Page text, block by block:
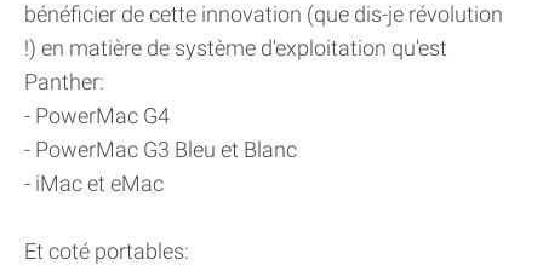
bénéficier de cette innovation (que dis-je révolution
!) en matière de système d'exploitation qu'est
Panther:
- PowerMac G4
- PowerMac G3 Bleu et Blanc
- iMac et eMac
Et coté portables: